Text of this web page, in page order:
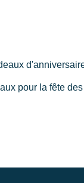
pour la fête